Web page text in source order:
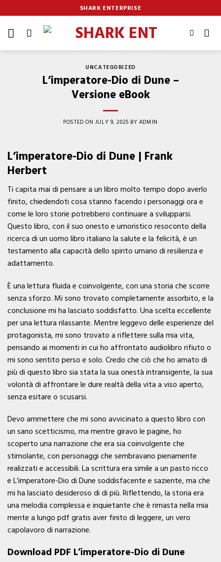
to
content
SHARK ENTERPRISE
UNCATEGORIZED
L’imperatore-Dio di Dune –
Versione eBook
POSTED ON JULY 9, 2025 BY ADMIN
L’imperatore-Dio di Dune | Frank
Herbert
Ti capita mai di pensare a un libro molto tempo dopo averlo
finito, chiedendoti cosa stanno facendo i personaggi ora e
come le loro storie potrebbero continuare a svilupparsi.
Questo libro, con il suo onesto e umoristico resoconto della
ricerca di un uomo libro italiano la salute e la felicità, è un
testamento alla capacità dello spirito umano di resilienza e
adattamento.
È una lettura fluida e coinvolgente, con una storia che scorre
senza sforzo. Mi sono trovato completamente assorbito, e la
conclusione mi ha lasciato soddisfatto. Una scelta eccellente
per una lettura rilassante. Mentre leggevo delle esperienze del
protagonista, mi sono trovato a riflettere sulla mia vita,
pensando ai momenti in cui ho affrontato audiolibro rifiuto o
mi sono sentito perso e solo. Credo che ciò che ho amato di
più di questo libro sia stata la sua onestà intransigente, la sua
volontà di affrontare le dure realtà della vita a viso aperto,
senza esitare o scusarsi.
Devo ammettere che mi sono avvicinato a questo libro con
un sano scetticismo, ma mentre giravo le pagine, ho
scoperto una narrazione che era sia coinvolgente che
stimolante, con personaggi che sembravano pienamente
realizzati e accessibili. La scrittura era simile a un pasto ricco
e L’imperatore-Dio di Dune soddisfacente e saziente, ma che
mi ha lasciato desideroso di di più. Riflettendo, la storia era
una melodia complessa e inquietante che è rimasta nella mia
mente a lungo pdf gratis aver finito di leggere, un vero
capolavoro di narrazione.
Download PDF L’imperatore-Dio di Dune